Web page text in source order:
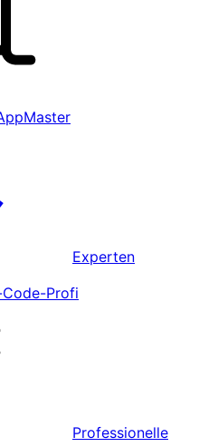
Experten
Profi
Professionelle